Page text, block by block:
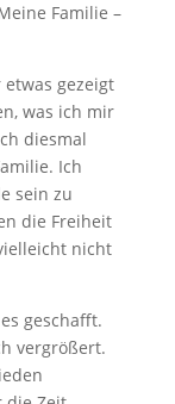
Familie –
gezeigt
was ich mir
diesmal
Ich
sein zu
die Freiheit
nicht
geschafft.
vergrößert.